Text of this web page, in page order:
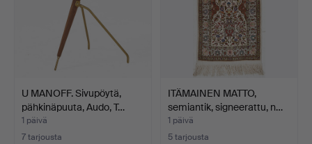
U MANOFF. Sivupöytä,
pähkinäpuuta, Audo, T…
1 päivä
7 tarjousta
ITÄMAINEN MATTO,
semiantik, signeerattu, n…
1 päivä
5 tarjousta